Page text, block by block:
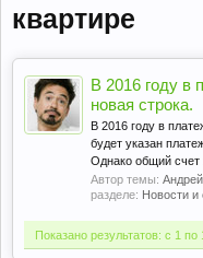
квартире
В 2016 году в
новая строка.
В 2016 году в
будет указан
Однако общий счет
Автор темы:
разделе: Новости и
Показано результатов: с 1 по